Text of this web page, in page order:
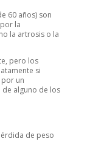
60 años) son
la
la artrosis o la
pero los
si
un
alguno de los
de peso